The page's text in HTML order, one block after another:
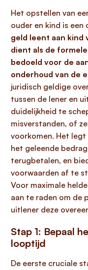
Het opstellen van
ouder en kind is een
geld leent aan kind
dient als de
bedoeld voor de
onderhoud van de
juridisch geldige
tussen de lener en
duidelijkheid te
misverstanden, of
voorkomen. Het legt
het geleende
terugbetalen, en
voorwaarden af te
Voor maximale
aan te raden om de
uitlener deze
Stap 1: Bepaal
looptijd
De eerste cruciale